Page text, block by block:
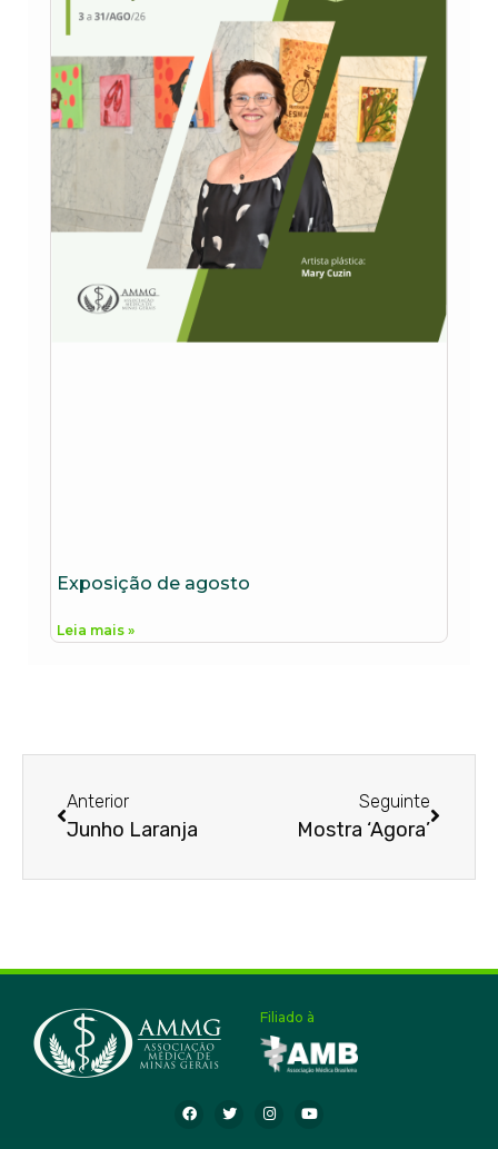
Exposição de agosto
Leia mais »
Anterior
Junho Laranja
Seguinte
Mostra ‘Agora’
Filiado à